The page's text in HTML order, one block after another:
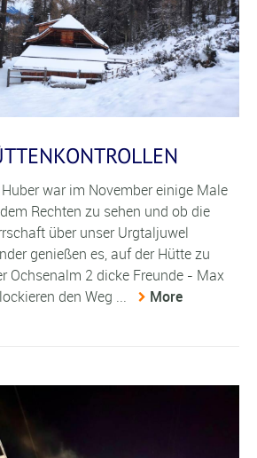
war im November einige Male
Rechten zu sehen und ob die
über unser Urgtaljuwel
genießen es, auf der Hütte zu
Ochsenalm 2 dicke Freunde - Max
den Weg ...
More